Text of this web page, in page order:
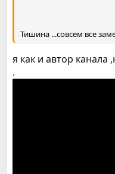
Тишина ...совсем все
я как и автор канала
.